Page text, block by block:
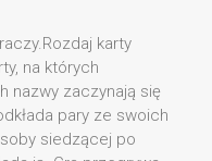
karty
na których
nazwy zaczynają się
pary ze swoich
siedzącej po